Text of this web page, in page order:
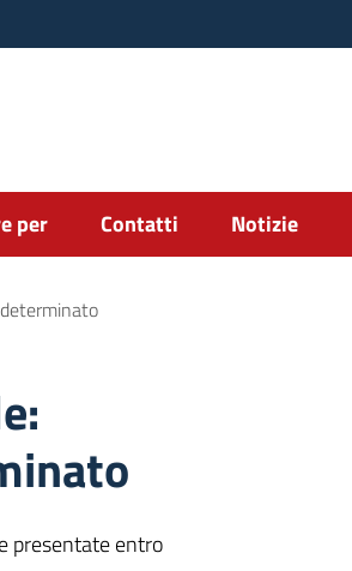
per Contatti Notizie
presentate entro